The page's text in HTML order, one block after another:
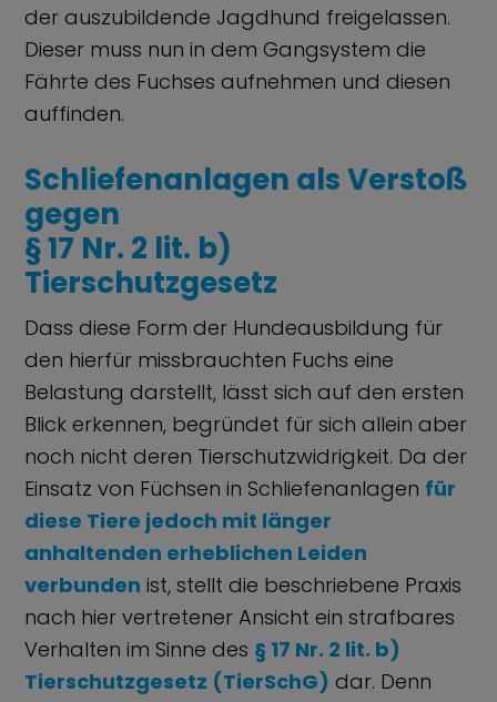
der auszubildende Jagdhund freigelassen.
Dieser muss nun in dem Gangsystem die
Fährte des Fuchses aufnehmen und diesen
auffinden.
Schliefenanlagen als Verstoß
gegen
§ 17 Nr. 2 lit. b)
Tierschutzgesetz
Dass diese Form der Hundeausbildung für
den hierfür missbrauchten Fuchs eine
Belastung darstellt, lässt sich auf den ersten
Blick erkennen, begründet für sich allein aber
noch nicht deren Tierschutzwidrigkeit. Da der
Einsatz von Füchsen in Schliefenanlagen für
diese Tiere jedoch mit länger
anhaltenden erheblichen Leiden
verbunden ist, stellt die beschriebene Praxis
nach hier vertretener Ansicht ein strafbares
Verhalten im Sinne des § 17 Nr. 2 lit. b)
Tierschutzgesetz (TierSchG) dar. Denn